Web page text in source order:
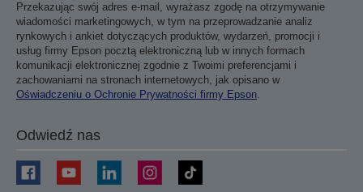
Przekazując swój adres e-mail, wyrażasz zgodę na otrzymywanie
wiadomości marketingowych, w tym na przeprowadzanie analiz
rynkowych i ankiet dotyczących produktów, wydarzeń, promocji i
usług firmy Epson pocztą elektroniczną lub w innych formach
komunikacji elektronicznej zgodnie z Twoimi preferencjami i
zachowaniami na stronach internetowych, jak opisano w
Oświadczeniu o Ochronie Prywatności firmy Epson.
Odwiedź nas